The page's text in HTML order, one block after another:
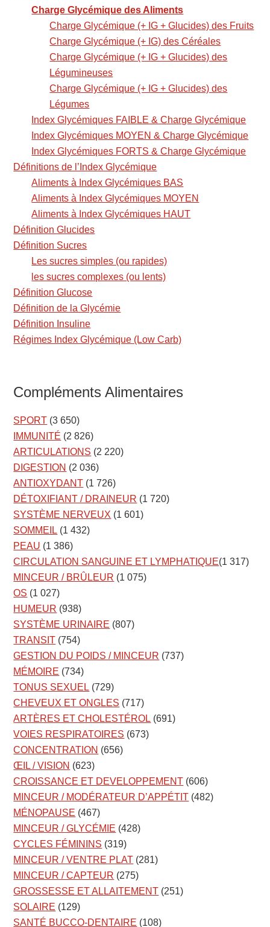
Charge Glycémique des Aliments
Charge Glycémique (+ IG + Glucides) des Fruits
Charge Glycémique (+ IG) des Céréales
Charge Glycémique (+ IG + Glucides) des
Légumineuses
Charge Glycémique (+ IG + Glucides) des
Légumes
Index Glycémiques FAIBLE & Charge Glycémique
Index Glycémiques MOYEN & Charge Glycémique
Index Glycémiques FORTS & Charge Glycémique
Définitions de l’Index Glycémique
Aliments à Index Glycémiques BAS
Aliments à Index Glycémiques MOYEN
Aliments à Index Glycémiques HAUT
Définition Glucides
Définition Sucres
Les sucres simples (ou rapides)
les sucres complexes (ou lents)
Définition Glucose
Définition de la Glycémie
Définition Insuline
Régimes Index Glycémique (Low Carb)
Compléments Alimentaires
SPORT (3 650)
IMMUNITÉ (2 826)
ARTICULATIONS (2 220)
DIGESTION (2 036)
ANTIOXYDANT (1 726)
DÉTOXIFIANT / DRAINEUR (1 720)
SYSTÈME NERVEUX (1 601)
SOMMEIL (1 432)
PEAU (1 386)
CIRCULATION SANGUINE ET LYMPHATIQUE(1 317)
MINCEUR / BRÛLEUR (1 075)
OS (1 027)
HUMEUR (938)
SYSTÈME URINAIRE (807)
TRANSIT (754)
GESTION DU POIDS / MINCEUR (737)
MÉMOIRE (734)
TONUS SEXUEL (729)
CHEVEUX ET ONGLES (717)
ARTÈRES ET CHOLESTÉROL (691)
VOIES RESPIRATOIRES (673)
CONCENTRATION (656)
ŒIL / VISION (623)
CROISSANCE ET DEVELOPPEMENT (606)
MINCEUR / MODÉRATEUR D’APPÉTIT (482)
MÉNOPAUSE (467)
MINCEUR / GLYCÉMIE (428)
CYCLES FÉMININS (319)
MINCEUR / VENTRE PLAT (281)
MINCEUR / CAPTEUR (275)
GROSSESSE ET ALLAITEMENT (251)
SOLAIRE (129)
SANTÉ BUCCO-DENTAIRE (108)